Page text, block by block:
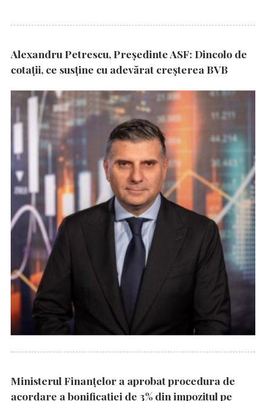
Alexandru Petrescu, Președinte ASF: Dincolo de
cotații, ce susține cu adevărat creșterea BVB
Ministerul Finanțelor a aprobat procedura de
acordare a bonificației de 3% din impozitul pe